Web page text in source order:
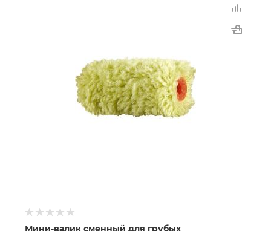
Мини-валик сменный для грубых